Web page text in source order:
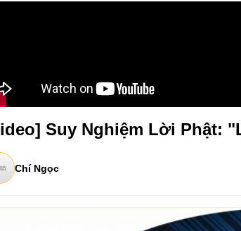
Suy Nghiệm Lời Phật:
Chí Ngọc